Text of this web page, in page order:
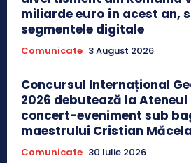
miliarde euro în acest an,
segmentele digitale
Comunicate 3 August 2026
Concursul Internațional
2026 debutează la Ateneul
concert-eveniment sub
maestrului Cristian
Comunicate 30 Iulie 2026